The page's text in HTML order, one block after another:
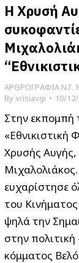
Η Χρυσή
ΑΡΘΡΟΓΡΑΦΙΑ Ν.Γ.
Byxrisiavgi 10/
Στην εκπομπή
«Εθνικιστική
Χρυσής
ευχαρίστησε
του
ψηλά την
στην
κόμματος